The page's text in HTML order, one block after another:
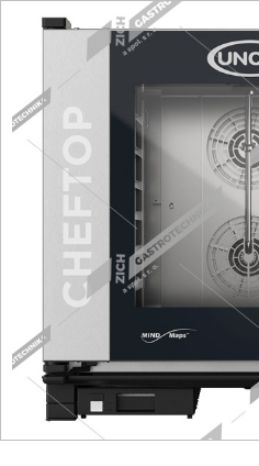
Fritézy
Pánve
Gastronádoby
PIZZA technologie
Grilovací desky -
Prostředky-
Chlazení